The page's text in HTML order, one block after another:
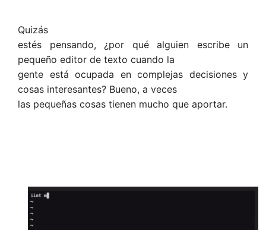
Quizás
estés pensando, ¿por qué alguien escribe un
pequeño editor de texto cuando la
gente está ocupada en complejas decisiones y
cosas interesantes? Bueno, a veces
las pequeñas cosas tienen mucho que aportar.